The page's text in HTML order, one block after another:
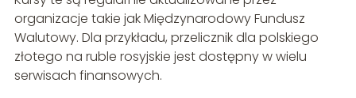
organizacje takie jak Międzynarodowy Fundusz
Walutowy. Dla przykładu, przelicznik dla polskiego
złotego na ruble rosyjskie jest dostępny w wielu
serwisach finansowych.